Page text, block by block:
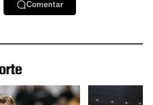
Comentar